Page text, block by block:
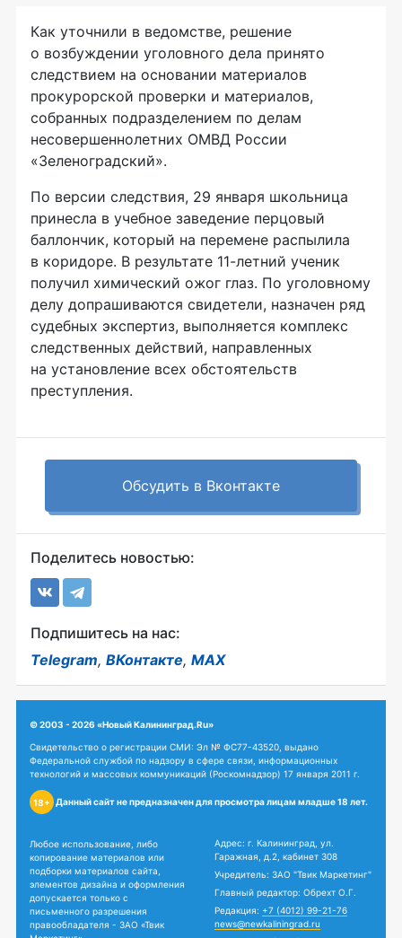
Как уточнили в ведомстве, решение
о возбуждении уголовного дела принято
следствием на основании материалов
прокурорской проверки и материалов,
собранных подразделением по делам
несовершеннолетних ОМВД России
«Зеленоградский».
По версии следствия, 29 января школьница
принесла в учебное заведение перцовый
баллончик, который на перемене распылила
в коридоре. В результате 11-летний ученик
получил химический ожог глаз. По уголовному
делу допрашиваются свидетели, назначен ряд
судебных экспертиз, выполняется комплекс
следственных действий, направленных
на установление всех обстоятельств
преступления.
Обсудить в Вконтакте
Поделитесь новостью:
Подпишитесь на нас:
Telegram, ВКонтакте, MAX
© 2003 - 2026 «Новый Калининград.Ru»
Свидетельство о регистрации СМИ: Эл № ФС77-43520, выдано
Федеральной службой по надзору в сфере связи, информационных
технологий и массовых коммуникаций (Роскомнадзор) 17 января 2011 г.
18+ Данный сайт не предназначен для просмотра лицам младше 18 лет.
Любое использование, либо
копирование материалов или
подборки материалов сайта,
элементов дизайна и оформления
допускается только с
письменного разрешения
правообладателя - ЗАО «Твик
Адрес: г. Калининград, ул.
Гаражная, д.2, кабинет 308
Учредитель: ЗАО "Твик Маркетинг"
Главный редактор: Обрехт О.Г.
Редакция: +7 (4012) 99-21-76
news@newkaliningrad.ru